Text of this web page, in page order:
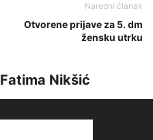
Naredni članak
Otvorene prijave za 5. dm
žensku utrku
Fatima Nikšić